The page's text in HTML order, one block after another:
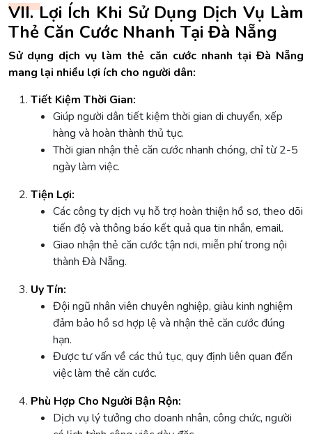
VII. Lợi Ích Khi Sử Dụng Dịch Vụ Làm
Thẻ Căn Cước Nhanh Tại Đà Nẵng
Sử dụng dịch vụ làm thẻ căn cước nhanh tại Đà Nẵng
mang lại nhiều lợi ích cho người dân:
Tiết Kiệm Thời Gian:
Giúp người dân tiết kiệm thời gian di chuyển, xếp
hàng và hoàn thành thủ tục.
Thời gian nhận thẻ căn cước nhanh chóng, chỉ từ 2-5
ngày làm việc.
Tiện Lợi:
Các công ty dịch vụ hỗ trợ hoàn thiện hồ sơ, theo dõi
tiến độ và thông báo kết quả qua tin nhắn, email.
Giao nhận thẻ căn cước tận nơi, miễn phí trong nội
thành Đà Nẵng.
Uy Tín:
Đội ngũ nhân viên chuyên nghiệp, giàu kinh nghiệm
đảm bảo hồ sơ hợp lệ và nhận thẻ căn cước đúng
hạn.
Được tư vấn về các thủ tục, quy định liên quan đến
việc làm thẻ căn cước.
Phù Hợp Cho Người Bận Rộn:
Dịch vụ lý tưởng cho doanh nhân, công chức, người